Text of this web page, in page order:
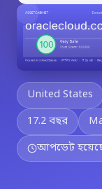
United States
17.2 বছর
আপডেট